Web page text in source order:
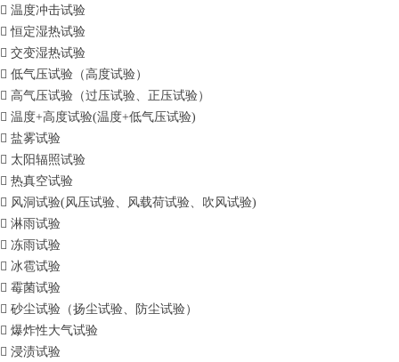
 温度冲击试验
 恒定湿热试验
 交变湿热试验
 低气压试验（高度试验）
 高气压试验（过压试验、正压试验）
 温度+高度试验(温度+低气压试验)
 盐雾试验
 太阳辐照试验
 热真空试验
 风洞试验(风压试验、风载荷试验、吹风试验)
 淋雨试验
 冻雨试验
 冰雹试验
 霉菌试验
 砂尘试验（扬尘试验、防尘试验）
 爆炸性大气试验
 浸渍试验